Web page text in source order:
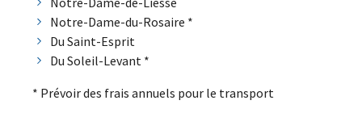
Notre-Dame-du-Rosaire *
Du Saint-Esprit
Du Soleil-Levant *
* Prévoir des frais annuels pour le transport